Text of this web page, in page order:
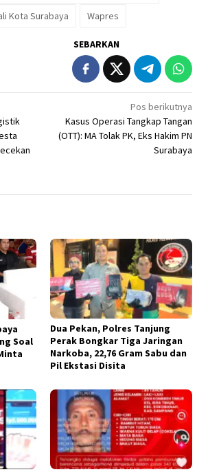
Kota Surabaya Wapres
SEBARKAN
Pos berikutnya
Kasus Operasi Tangkap Tangan
(OTT): MA Tolak PK, Eks Hakim PN
Surabaya
Soal
Dua Pekan, Polres Tanjung
Perak Bongkar Tiga Jaringan
Narkoba, 22,76 Gram Sabu dan
Pil Ekstasi Disita